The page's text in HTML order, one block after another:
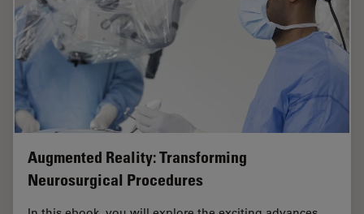
Augmented Reality: Transforming
Neurosurgical Procedures